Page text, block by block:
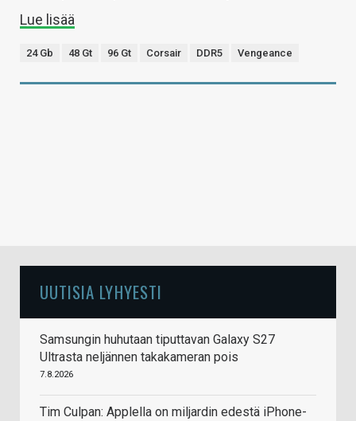
Lue lisää
24 Gb 48 Gt 96 Gt Corsair DDR5 Vengeance
UUTISIA LYHYESTI
Samsungin huhutaan tiputtavan Galaxy S27
Ultrasta neljännen takakameran pois
7.8.2026
Tim Culpan: Applella on miljardin edestä iPhone-